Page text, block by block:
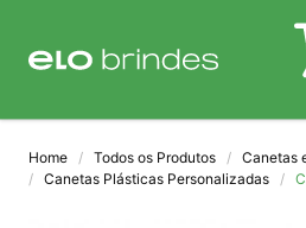
BLOG
Home Todos os Produtos
Canetas
Canetas Plásticas Personalizadas